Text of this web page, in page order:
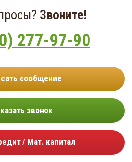
Звоните!
277-97-90
сообщение
звонок
/ Мат. капитал